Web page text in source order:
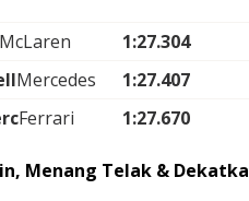
McLaren
1:27.304
Mercedes
1:27.407
Ferrari 1:27.670
Menang Telak &
Warga
09:13 WIB